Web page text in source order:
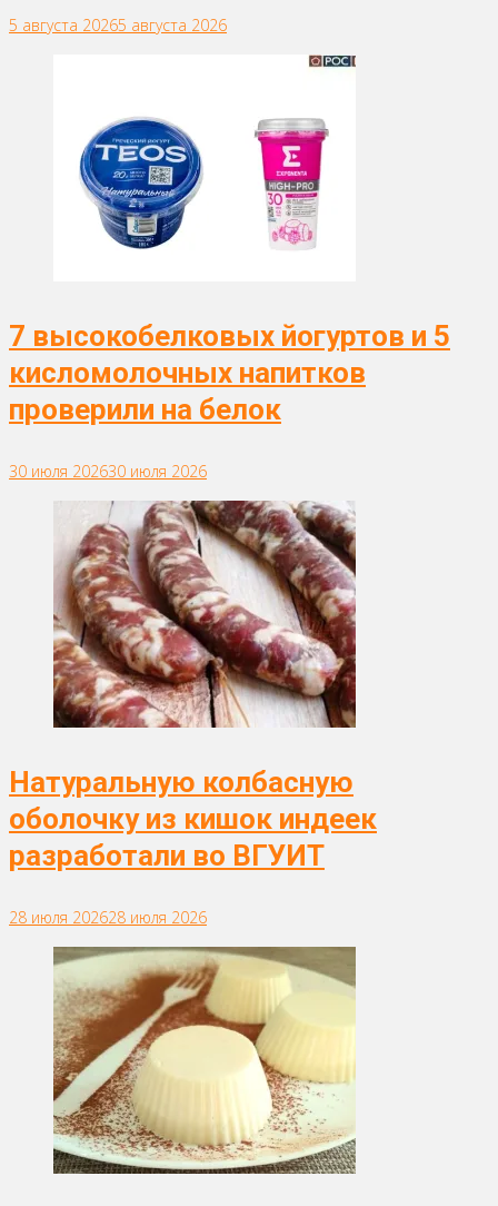
5 августа 20265 августа 2026
7 высокобелковых йогуртов и 5
кисломолочных напитков
проверили на белок
30 июля 202630 июля 2026
Натуральную колбасную
оболочку из кишок индеек
разработали во ВГУИТ
28 июля 202628 июля 2026